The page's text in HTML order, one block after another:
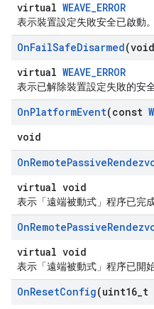
virtual WEAVE_ERROR
表示裝置設定失敗安全已啟動。
OnFailSafeDisarmed
virtual WEAVE_ERROR
表示已解除裝置設定失敗的安全
OnPlatformEvent(const
void
OnRemotePassive
virtual void
表示「遠端被動式」程序已完成
OnRemotePassive
virtual void
表示「遠端被動式」程序已開始
OnResetConfig(uint16 t